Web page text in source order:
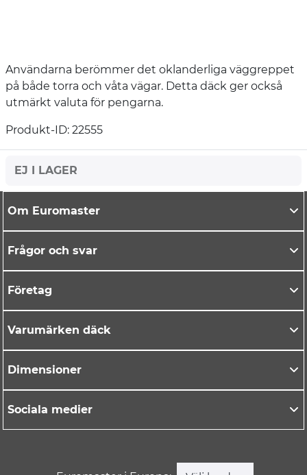
Användarna berömmer det oklanderliga väggreppet
på både torra och våta vägar. Detta däck ger också
utmärkt valuta för pengarna.
Produkt-ID: 22555
EJ I LAGER
Om Euromaster
Frågor och svar
Företag
Varumärken däck
Dimensioner
Sociala medier